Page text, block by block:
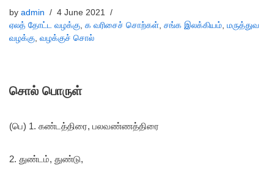
by admin
4 June 2021
ஏலத் தோட்ட வழக்கு, க வரிசைச் சொற்கள், சங்க இலக்கியம், மருத்துவ
வழக்கு, வழக்குச் சொல்
சொல் பொருள்
(பெ) 1. கண்டத்திரை, பலவண்ணத்திரை
2. துண்டம், துண்டு,